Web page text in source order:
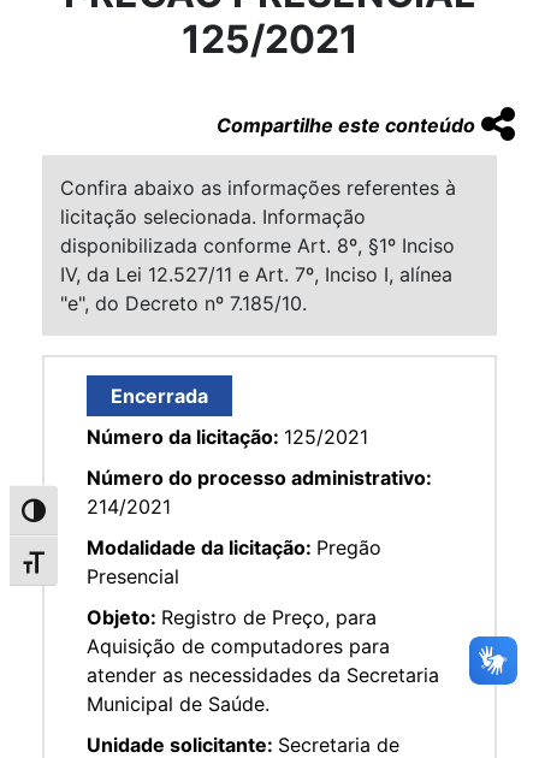
Alternar alto contraste
Alternar tamanho da fonte
125/2021
Compartilhe este conteúdo
Confira abaixo as informações referentes à
licitação selecionada. Informação
disponibilizada conforme Art. 8º, §1º Inciso
IV, da Lei 12.527/11 e Art. 7º, Inciso I, alínea
"e", do Decreto nº 7.185/10.
Encerrada
Número da licitação: 125/2021
Número do processo administrativo:
214/2021
Modalidade da licitação: Pregão
Presencial
Objeto: Registro de Preço, para
Aquisição de computadores para
atender as necessidades da Secretaria
Municipal de Saúde.
Unidade solicitante: Secretaria de